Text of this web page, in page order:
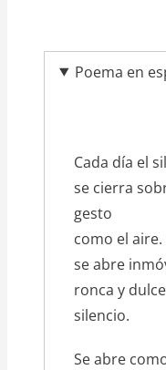
Poema en
texto_poema
Cada día el
se cierra
gesto
como el
se abre
ronca y
silencio.
Se abre